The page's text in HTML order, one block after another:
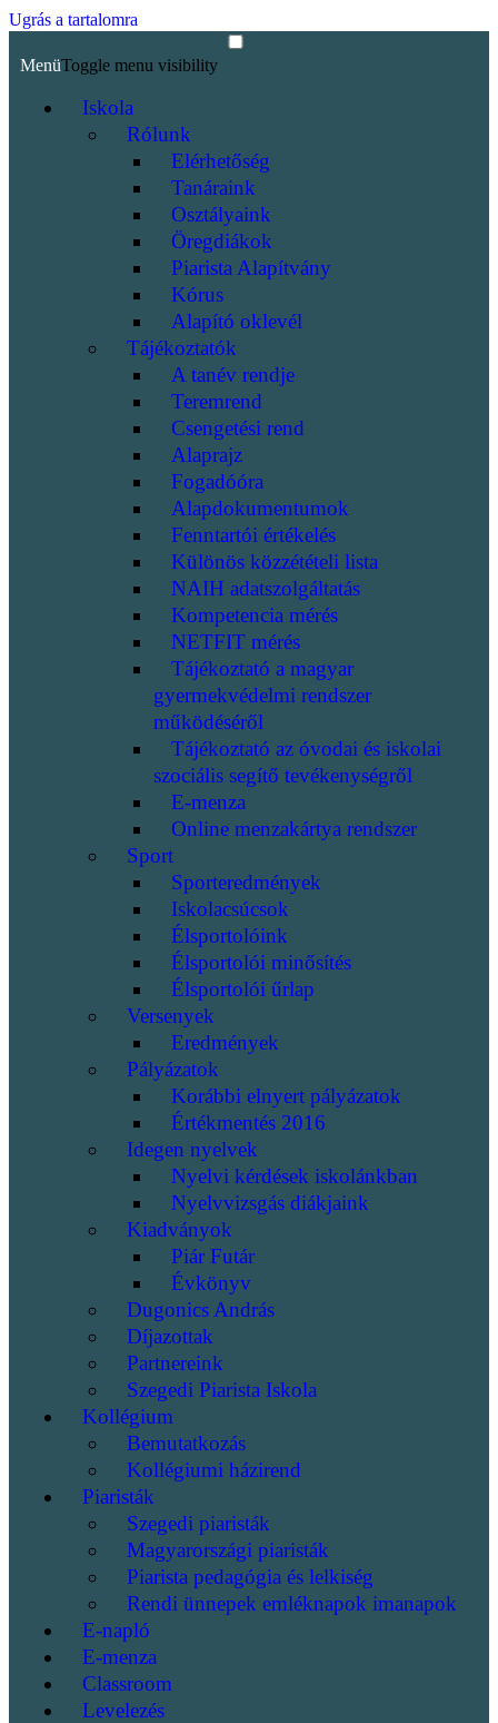
Ugrás a tartalomra
MenüToggle menu visibility
Iskola
Rólunk
Elérhetőség
Tanáraink
Osztályaink
Öregdiákok
Piarista Alapítvány
Kórus
Alapító oklevél
Tájékoztatók
A tanév rendje
Teremrend
Csengetési rend
Alaprajz
Fogadóóra
Alapdokumentumok
Fenntartói értékelés
Különös közzétételi lista
NAIH adatszolgáltatás
Kompetencia mérés
NETFIT mérés
Tájékoztató a magyar
gyermekvédelmi rendszer
működéséről
Tájékoztató az óvodai és iskolai
szociális segítő tevékenységről
E-menza
Online menzakártya rendszer
Sport
Sporteredmények
Iskolacsúcsok
Élsportolóink
Élsportolói minősítés
Élsportolói űrlap
Versenyek
Eredmények
Pályázatok
Korábbi elnyert pályázatok
Értékmentés 2016
Idegen nyelvek
Nyelvi kérdések iskolánkban
Nyelvvizsgás diákjaink
Kiadványok
Piár Futár
Évkönyv
Dugonics András
Díjazottak
Partnereink
Szegedi Piarista Iskola
Kollégium
Bemutatkozás
Kollégiumi házirend
Piaristák
Szegedi piaristák
Magyarországi piaristák
Piarista pedagógia és lelkiség
Rendi ünnepek emléknapok imanapok
E-napló
E-menza
Classroom
Levelezés